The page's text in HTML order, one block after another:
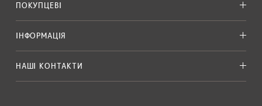
ПОКУПЦЕВІ
ІНФОРМАЦІЯ
НАШІ КОНТАКТИ